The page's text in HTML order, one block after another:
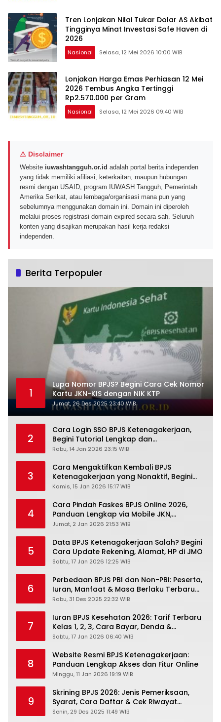
Tren Lonjakan Nilai Tukar Dolar AS Akibat
Tingginya Minat Investasi Safe Haven di
2026
Nasional Selasa, 12 Mei 2026 10:00 WIB
Lonjakan Harga Emas Perhiasan 12 Mei
2026 Tembus Angka Tertinggi
Rp2.570.000 per Gram
Nasional Selasa, 12 Mei 2026 09:40 WIB
⚠ Disclaimer
Website iuwashtangguh.or.id adalah portal berita independen
yang tidak memiliki afiliasi, keterkaitan, maupun hubungan
resmi dengan USAID, program IUWASH Tangguh, Pemerintah
Amerika Serikat, atau lembaga/organisasi mana pun yang
sebelumnya menggunakan domain ini. Domain ini diperoleh
melalui proses registrasi domain expired secara sah. Seluruh
konten yang disajikan merupakan hasil kerja redaksi
independen.
Berita Terpopuler
1
Lupa Nomor BPJS? Begini Cara Cek Nomor
Kartu JKN-KIS dengan NIK KTP
Jumat, 26 Des 2025 23:40 WIB
2
Cara Login SSO BPJS Ketenagakerjaan,
Begini Tutorial Lengkap dan
Pengertiannya
Rabu, 14 Jan 2026 23:15 WIB
3
Cara Mengaktifkan Kembali BPJS
Ketenagakerjaan yang Nonaktif, Begini
Panduan Lengkapnya
Kamis, 15 Jan 2026 15:17 WIB
4
Cara Pindah Faskes BPJS Online 2026,
Panduan Lengkap via Mobile JKN,
PANDAWA & Offiline Kantor Cabang
Jumat, 2 Jan 2026 21:53 WIB
5
Data BPJS Ketenagakerjaan Salah? Begini
Cara Update Rekening, Alamat, HP di JMO
Sabtu, 17 Jan 2026 12:25 WIB
6
Perbedaan BPJS PBI dan Non-PBI: Peserta,
Iuran, Manfaat & Masa Berlaku Terbaru
2026
Rabu, 31 Des 2025 22:32 WIB
7
Iuran BPJS Kesehatan 2026: Tarif Terbaru
Kelas 1, 2, 3, Cara Bayar, Denda &
Panduan Lengkap Peserta JKN-KIS
Sabtu, 17 Jan 2026 06:40 WIB
8
Website Resmi BPJS Ketenagakerjaan:
Panduan Lengkap Akses dan Fitur Online
Minggu, 11 Jan 2026 19:19 WIB
9
Skrining BPJS 2026: Jenis Pemeriksaan,
Syarat, Cara Daftar & Cek Riwayat
Kesehatan Gratis
Senin, 29 Des 2025 11:49 WIB